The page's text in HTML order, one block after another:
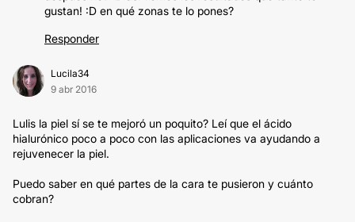
gustan! :D en qué zonas te lo pones?
Responder
Lucila34
9 abr 2016
Lulis la piel sí se te mejoró un poquito? Leí que el ácido
hialurónico poco a poco con las aplicaciones va ayudando a
rejuvenecer la piel.
Puedo saber en qué partes de la cara te pusieron y cuánto
cobran?